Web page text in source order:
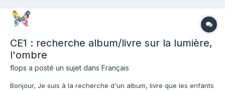
CE1 : recherche album/livre sur la lumière,
l'ombre
flops a posté un sujet dans Français
Bonjour, Je suis à la recherche d'un album, livre que les enfants